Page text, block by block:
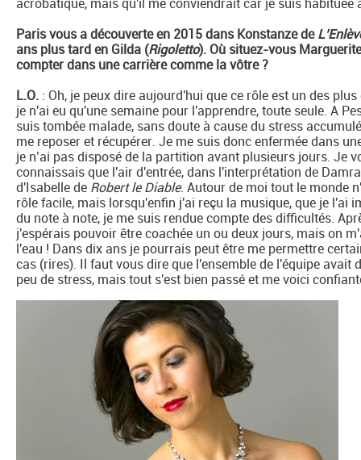
Paris vous a découverte en 2015 dans Konstanze de
ans plus tard en Gilda (Rigoletto). Où situez-vous
compter dans une carrière comme la vôtre ?
L.O. : Oh, je peux dire aujourd'hui que ce rôle est un des
je n'ai eu qu'une semaine pour l'apprendre, toute seule. A
suis tombée malade, sans doute à cause du stress
me reposer et récupérer. Je me suis donc enfermée dans
je n’ai pas disposé de la partition avant plusieurs jours. Je
connaissais que l'air d'entrée, dans l'interprétation de
d'Isabelle de Robert le Diable. Autour de moi tout le monde
rôle facile, mais lorsqu'enfin j'ai reçu la musique, que je l'ai
du note à note, je me suis rendue compte des difficultés.
j'espérais pouvoir être coachée un ou deux jours, mais on
l'eau ! Dans dix ans je pourrais peut être me permettre
cas (rires). Il faut vous dire que l'ensemble de l'équipe avait
peu de stress, mais tout s'est bien passé et me voici